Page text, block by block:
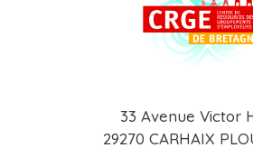
33 Avenue Victor
29270 CARHAIX